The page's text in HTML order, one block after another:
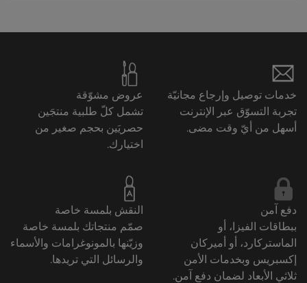
خدمات توصيل وإرجاع مجانيّة
تجربة التسوّق عبر الإنترنت
أسهل من أيّ وقت مضى.
عروض مشوّقة
تشمل كلّ طلبية منتجَين
حصريَين بحجم صغير من
اختيارك.
دفع آمن
ببطاقات الفيزا، أو
الماستركارد، أو أميركان
إكسبريس وبخدمات الأمن
ثلاثي الأبعاد لضمان دفع آمن.
النقش بلمسة خاصة
صمّم منتجاتك بلمسة خاصة
وزيّنها بالمونوغرامات والأسماء
والرسائل التي تريدها.